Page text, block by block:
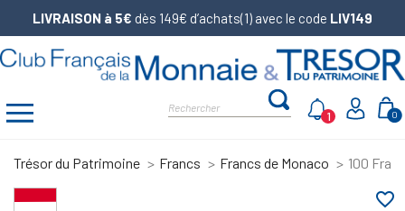
LIVRAISON à 5€ dès 149€ d’achats(1) avec le code LIV149
0
1
Trésor du Patrimoine Francs Francs de Monaco 100
favorite_border